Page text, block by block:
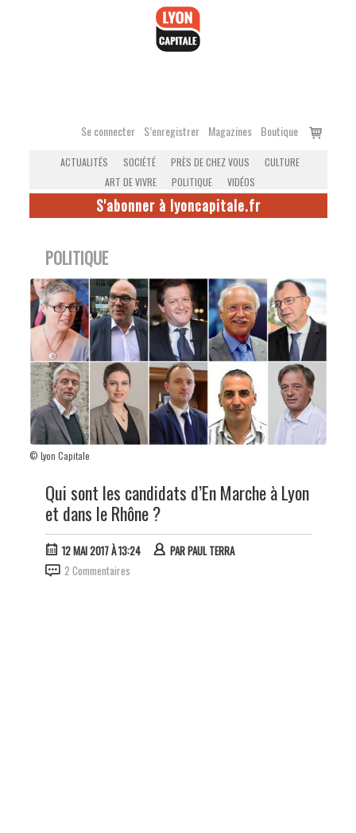
Se connecter S’enregistrer Magazines Boutique
Voir
ACTUALITÉS SOCIÉTÉ PRÈS DE CHEZ VOUS
CULTURE
ART DE VIVRE
POLITIQUE VIDÉOS
S'abonner à lyoncapitale.fr
POLITIQUE
© Lyon Capitale
Qui sont les candidats d’En Marche à Lyon
et dans le Rhône ?
12 MAI 2017 À 13:24 PARPAUL TERRA
2 Commentaires